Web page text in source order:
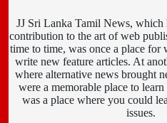
JJ Sri Lanka Tamil News, which
contribution to the art of web
time to time, was once a place for
write new feature articles. At
where alternative news brought
were a memorable place to
was a place where you could
issues.